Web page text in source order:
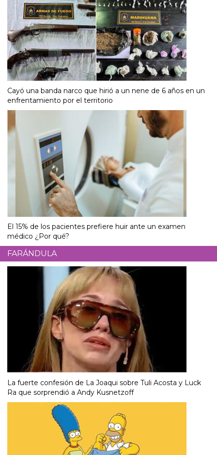
Cayó una banda narco que hirió a un nene de 6 años en un
enfrentamiento por el territorio
El 15% de los pacientes prefiere huir ante un examen
médico ¿Por qué?
FARÁNDULA
La fuerte confesión de La Joaqui sobre Tuli Acosta y Luck
Ra que sorprendió a Andy Kusnetzoff